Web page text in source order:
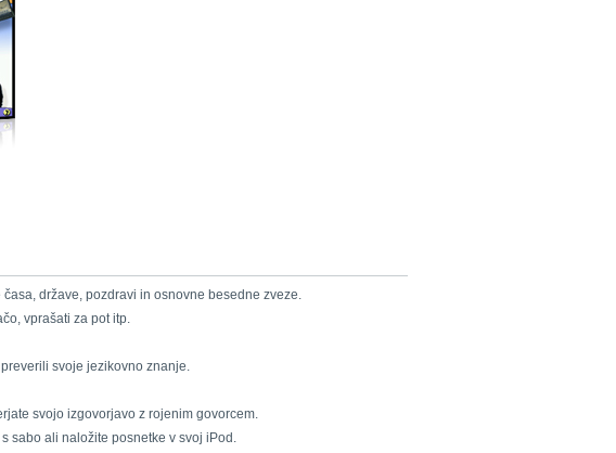
države, pozdravi in osnovne besedne zveze.
vprašati za pot itp.
svoje jezikovno znanje.
svojo izgovorjavo z rojenim govorcem.
sabo ali naložite posnetke v svoj iPod.